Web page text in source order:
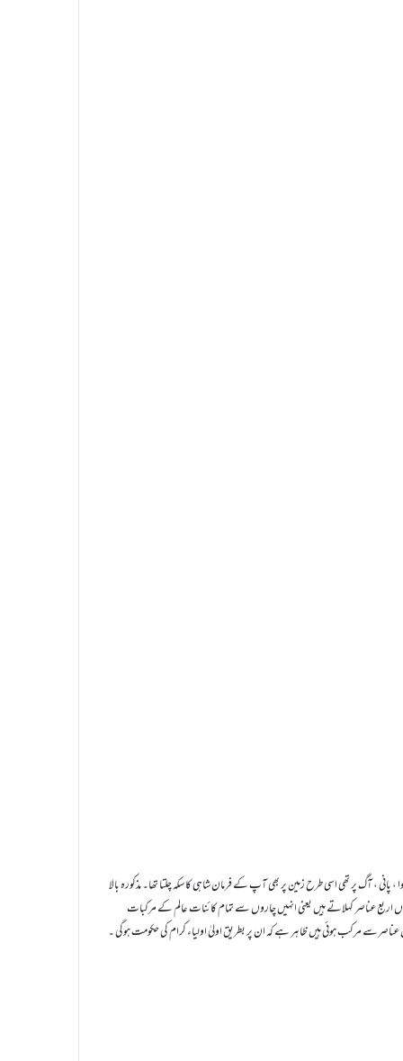
، آگ پر تھی اسی طرح زمین پر بھی آپ کے فرمان شاہی کا سکہ چلتا تھا۔ مذکورہ بالا
اربع عناصر کہلاتے ہیں یعنی انہیں چاروں سے تمام کائنات عالم کے مرکبات
مرکب ہوئی ہیں ظاہر ہے کہ ان پر بطریق اولیٰ اولیاء کرام کی حکومت ہوگی ۔